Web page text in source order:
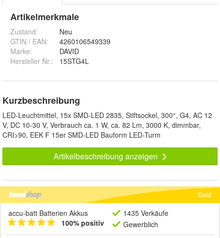
Artikelmerkmale
Zustand:
Neu
GTIN / EAN:
4260106549339
Marke:
DAVID
Hersteller Nr.:
15STG4L
Kurzbeschreibung
LED-Leuchtmittel, 15x SMD-LED 2835, Stiftsockel, 300°, G4, AC 12
V, DC 10-30 V, Verbrauch ca. 1 W, ca. 82 Lm, 3000 K, dimmbar,
CRI>90, EEK F 15er SMD-LED Bauform LED-Turm
Artikelbeschreibung anzeigen
Gold
accu-batt Batterien Akkus
100% positiv
1435 Verkäufe
Gewerblich